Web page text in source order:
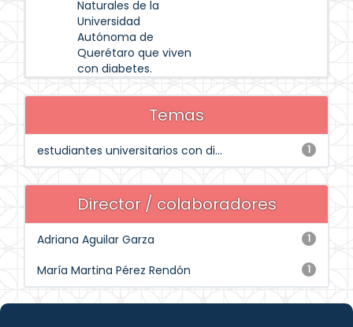
Naturales de la
Universidad
Autónoma de
Querétaro que viven
con diabetes.
Temas
1
estudiantes universitarios con di...
Director / colaboradores
1
Adriana Aguilar Garza
1
María Martina Pérez Rendón